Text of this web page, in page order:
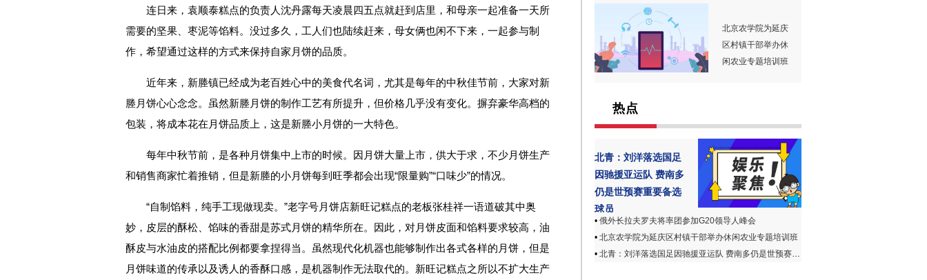
连日来，袁顺泰糕点的负责人沈丹露每天凌晨四五点就赶到店里，和母亲一起准备一天所
需要的坚果、枣泥等馅料。没过多久，工人们也陆续赶来，母女俩也闲不下来，一起参与制
作，希望通过这样的方式来保持自家月饼的品质。
近年来，新塍镇已经成为老百姓心中的美食代名词，尤其是每年的中秋佳节前，大家对新
塍月饼心心念念。虽然新塍月饼的制作工艺有所提升，但价格几乎没有变化。摒弃豪华高档的
包装，将成本花在月饼品质上，这是新塍小月饼的一大特色。
每年中秋节前，是各种月饼集中上市的时候。因月饼大量上市，供大于求，不少月饼生产
和销售商家忙着推销，但是新塍的小月饼每到旺季都会出现“限量购”“口味少”的情况。
“自制馅料，纯手工现做现卖。”老字号月饼店新旺记糕点的老板张桂祥一语道破其中奥
妙，皮层的酥松、馅味的香甜是苏式月饼的精华所在。因此，对月饼皮面和馅料要求较高，油
酥皮与水油皮的搭配比例都要拿捏得当。虽然现代化机器也能够制作出各式各样的月饼，但是
月饼味道的传承以及诱人的香酥口感，是机器制作无法取代的。新旺记糕点之所以不扩大生产
北京农学院为延庆
区村镇干部举办休
闲农业专题培训班
热点
北青：刘洋落选国足
因驰援亚运队 费南多
仍是世预赛重要备选
球员
• 俄外长拉夫罗夫将率团参加G20领导人峰会
• 北京农学院为延庆区村镇干部举办休闲农业专题培训班
• 北青：刘洋落选国足因驰援亚运队 费南多仍是世预赛重要备选球员